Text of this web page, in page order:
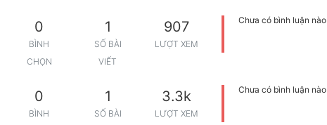
0
BÌNH
CHỌN
1
SỐ BÀI
VIẾT
907
LƯỢT XEM
Chưa có bình luận nào
0
BÌNH
1
SỐ BÀI
3.3k
LƯỢT XEM
Chưa có bình luận nào